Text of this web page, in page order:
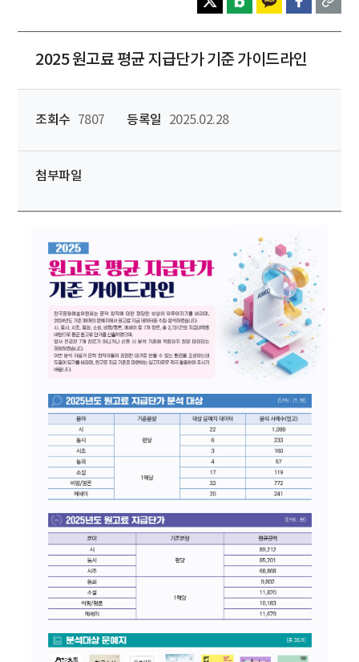
2025 원고료 평균 지급단가 기준 가이드라인
조회수 7807 등록일 2025.02.28
첨부파일